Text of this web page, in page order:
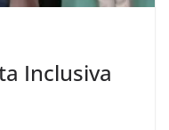
Inclusiva